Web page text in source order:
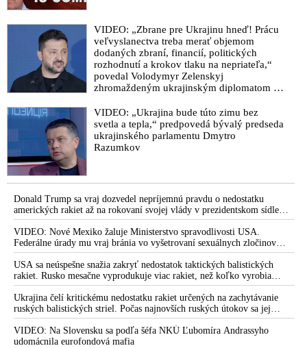
VIDEO: „Zbrane pre Ukrajinu hneď! Prácu
veľvyslanectva treba merať objemom
dodaných zbraní, financií, politických
rozhodnutí a krokov tlaku na nepriateľa,“
povedal Volodymyr Zelenskyj
zhromaždeným ukrajinským diplomatom v
že USA Ukrajine nedodajú protiraketové
systémy Patriot
VIDEO: „Ukrajina bude túto zimu bez
svetla a tepla,“ predpovedá bývalý predseda
ukrajinského parlamentu Dmytro
Razumkov
Donald Trump sa vraj dozvedel nepríjemnú pravdu o nedostatku
amerických rakiet až na rokovaní svojej vlády v prezidentskom sídle
Camp David v Marylande, a preto musel odložiť plánované útoky na
Irán. Prezident USA sa pre to údajne pohádal so šéfom Pentagónu, lebo
bol presvedčený o opaku
VIDEO: Nové Mexiko žaluje Ministerstvo spravodlivosti USA.
Federálne úrady mu vraj bránia vo vyšetrovaní sexuálnych zločinov
organizátora pedofilnej siete Jeffreyho Epsteina. Ten mal nariadiť, aby
dve dievčatá zo zahraničia, ktoré boli uškrtené počas drsného
fetišistického sexu, pochovali v blízkosti jeho ranča v tomto americkom
štáte
USA sa neúspešne snažia zakryť nedostatok taktických balistických
rakiet. Rusko mesačne vyprodukuje viac rakiet, než koľko vyrobia
všetci producenti systémov Patriot dohromady
Ukrajina čelí kritickému nedostatku rakiet určených na zachytávanie
ruských balistických striel. Počas najnovších ruských útokov sa jej
nepodarilo zostreliť ani jednu. Volodymyr Zelenskyj sa v zúfalstve snaží
prostredníctvom NATO zabezpečiť ich dodávky
VIDEO: Na Slovensku sa podľa šéfa NKÚ Ľubomíra Andrassyho
udomácnila eurofondová mafia